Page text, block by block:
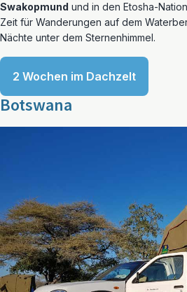
Swakopmund und in den Etosha-
Zeit für Wanderungen auf dem
Nächte unter dem Sternenhimmel.
2 Wochen im Dachzelt
Botswana